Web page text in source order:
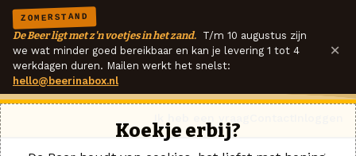
ZOMERSTAND
De Beer ligt met z'n voetjes in het zand. T/m 10 augustus zijn
we wat minder goed bereikbaar en kan je levering 1 tot 4
werkdagen duren. Mailen werkt het snelst:
hello@beerinabox.nl
×
Koekje erbij?